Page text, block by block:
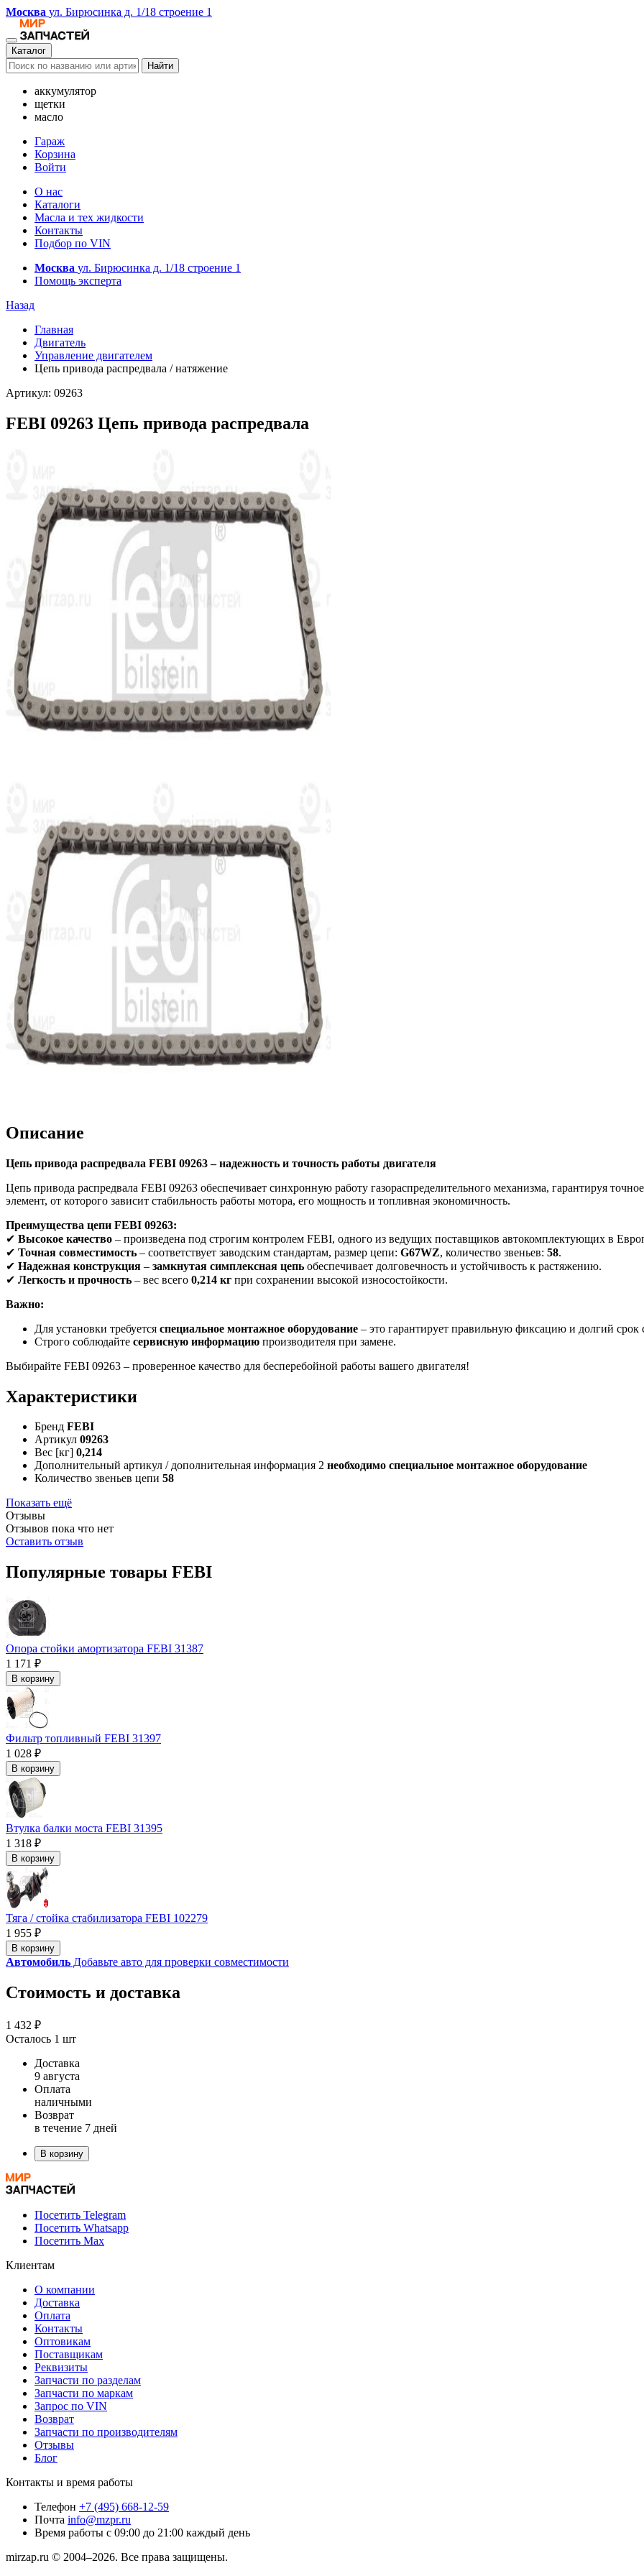
Москва ул. Бирюсинка д. 1/18 строение 1
Каталог
Найти
аккумулятор
щетки
масло
Гараж
Корзина
Войти
О нас
Каталоги
Масла и тех жидкости
Контакты
Подбор по VIN
Москва ул. Бирюсинка д. 1/18 строение 1
Помощь эксперта
Назад
Главная
Двигатель
Управление двигателем
Цепь привода распредвала / натяжение
Артикул: 09263
FEBI 09263 Цепь привода распредвала
Описание
Цепь привода распредвала FEBI 09263 – надежность и точность работы двигателя
Цепь привода распредвала FEBI 09263 обеспечивает синхронную работу газораспределительного механизма, гарантируя
элемент, от которого зависит стабильность работы мотора, его мощность и топливная экономичность.
Преимущества цепи FEBI 09263:
✔ Высокое качество – произведена под строгим контролем FEBI, одного из ведущих поставщиков автокомплектующих в
✔ Точная совместимость – соответствует заводским стандартам, размер цепи: G67WZ, количество звеньев: 58.
✔ Надежная конструкция – замкнутая симплексная цепь обеспечивает долговечность и устойчивость к растяжению.
✔ Легкость и прочность – вес всего 0,214 кг при сохранении высокой износостойкости.
Важно:
Для установки требуется специальное монтажное оборудование – это гарантирует правильную фиксацию и долгий срок
Строго соблюдайте сервисную информацию производителя при замене.
Выбирайте FEBI 09263 – проверенное качество для бесперебойной работы вашего двигателя!
Характеристики
Бренд FEBI
Артикул 09263
Вес [кг] 0,214
Дополнительный артикул / дополнительная информация 2 необходимо специальное монтажное оборудование
Количество звеньев цепи 58
Показать ещё
Отзывы
Отзывов пока что нет
Оставить отзыв
Популярные товары FEBI
Опора стойки амортизатора FEBI 31387
1 171 ₽
В корзину
Фильтр топливный FEBI 31397
1 028 ₽
В корзину
Втулка балки моста FEBI 31395
1 318 ₽
В корзину
Тяга / стойка стабилизатора FEBI 102279
1 955 ₽
В корзину
Автомобиль Добавьте авто для проверки совместимости
Стоимость и доставка
1 432 ₽
Осталось 1 шт
Доставка
9 августа
Оплата
наличными
Возврат
в течение 7 дней
В корзину
Посетить Telegram
Посетить Whatsapp
Посетить Max
Клиентам
О компании
Доставка
Оплата
Контакты
Оптовикам
Поставщикам
Реквизиты
Запчасти по разделам
Запчасти по маркам
Запрос по VIN
Возврат
Запчасти по производителям
Отзывы
Блог
Контакты и время работы
Телефон +7 (495) 668-12-59
Почта info@mzpr.ru
Время работы с 09:00 до 21:00 каждый день
mirzap.ru © 2004–2026. Все права защищены.